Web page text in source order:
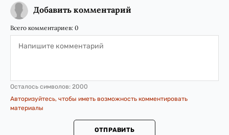
Добавить комментарий
Всего комментариев: 0
Осталось символов: 2000
Авторизуйтесь, чтобы иметь возможность комментировать
материалы
ОТПРАВИТЬ